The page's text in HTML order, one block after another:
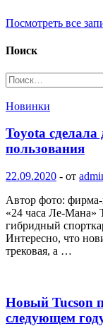
Посмотреть все
Поиск
Найти:
Новинки
Toyota сделала
пользования
22.09.2020 - от
Автор фото: фирма-
«24 часа Ле-Мана»
гибридный
Интересно, что
трековая, а …
Новый Tucson
следующем